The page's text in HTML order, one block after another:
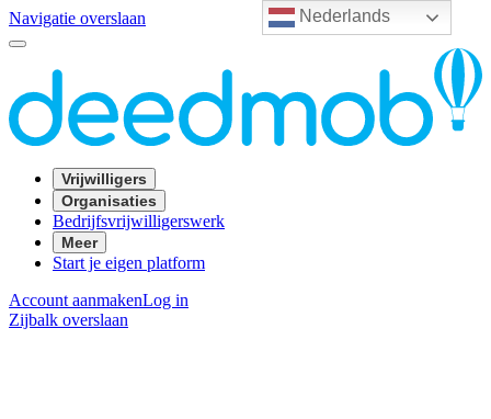
Nederlands
Navigatie overslaan
Vrijwilligers
Organisaties
Bedrijfsvrijwilligerswerk
Meer
Start je eigen platform
Account aanmakenLog in
Zijbalk overslaan